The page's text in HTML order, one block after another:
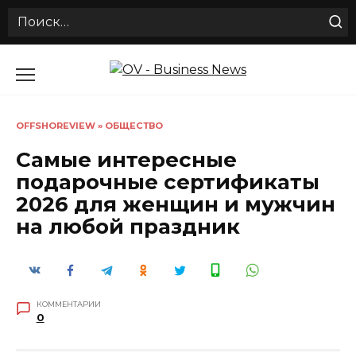
Search
OFFSHOREVIEW » ОБЩЕСТВО
Самые интересные
подарочные сертификаты
2026 для женщин и мужчин
на любой праздник
КОММЕНТАРИИ
0